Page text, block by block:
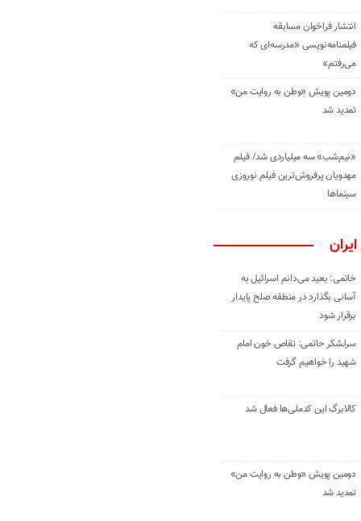
انتشار فراخوان مسابقه
فیلمنامه‌نویسی «مدرسه‌ای که
می‌رفتم»
دومین پویش «وطن به روایت من»
تمدید شد
«نیم‌شب» سه میلیاردی شد/ فیلم
مهدویان پرفروش‌ترین فیلم نوروزی
سینماها
خاتمی: بعید می‌دانم اسرائیل به
آسانی بگذارد در منطقه صلح پایدار
برقرار شود
سرلشکر حاتمی: تقاص خون امام
شهید را خواهیم گرفت
کالابرگ این کدملی‌ها فعال شد
دومین پویش «وطن به روایت من»
تمدید شد